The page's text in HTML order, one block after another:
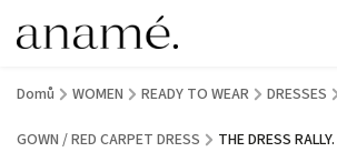
Domů / WOMEN / READY TO WEAR / DRESSES /
GOWN / RED CARPET DRESS / THE DRESS RALLY.